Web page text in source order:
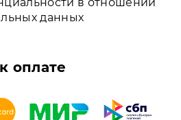
данных
оплате